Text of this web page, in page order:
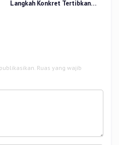
Langkah Konkret Tertibkan
Ruas yang wajib